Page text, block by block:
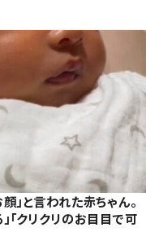
」と言われた赤ちゃん。
クリクリのお目目で可